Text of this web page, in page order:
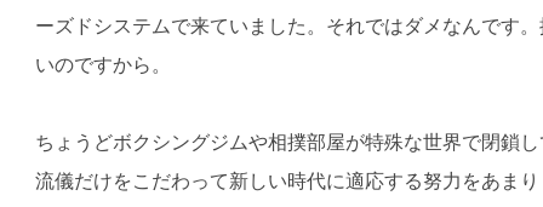
ーズドシステムで来ていました。それではダメなんです
いのですから。
ちょうどボクシングジムや相撲部屋が特殊な世界で閉鎖
流儀だけをこだわって新しい時代に適応する努力をあま